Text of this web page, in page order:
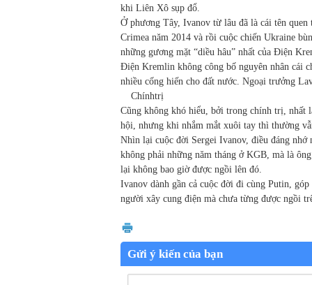
khi Liên Xô sụp đổ.
Ở phương Tây, Ivanov từ lâu đã là cái tên quen
Crimea năm 2014 và rồi cuộc chiến Ukraine
những gương mặt “diều hâu” nhất của Điện
Điện Kremlin không công bố nguyên nhân cái
nhiều cống hiến cho đất nước. Ngoại trưởng
Chínhtrị
Cũng không khó hiểu, bởi trong chính trị, nhất
hội, nhưng khi nhắm mắt xuôi tay thì thường
Nhìn lại cuộc đời Sergei Ivanov, điều đáng
không phải những năm tháng ở KGB, mà là
lại không bao giờ được ngồi lên đó.
Ivanov dành gần cả cuộc đời đi cùng Putin,
người xây cung điện mà chưa từng được ngồi
Gửi ý kiến của bạn